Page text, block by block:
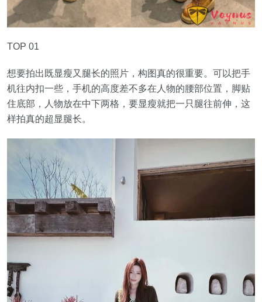
TOP 01
想要拍出既显瘦又腿长的照片，构图真的很重要。可以把手
机往内扣一些，手机的高度差不多在人物的腰部位置，脚贴
住底部，人物放在中下两格，要显瘦就把一只腿往前伸，这
样拍真的超显腿长。